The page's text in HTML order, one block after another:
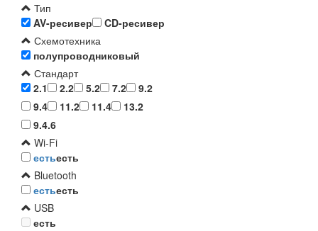
Тип
AV-ресивер
CD-ресивер
Схемотехника
полупроводниковый
Стандарт
2.1
2.2 5.2 7.2
9.2
9.4
11.2 11.4
13.2
9.4.6
Wi-Fi
естьесть
Bluetooth
естьесть
USB
есть